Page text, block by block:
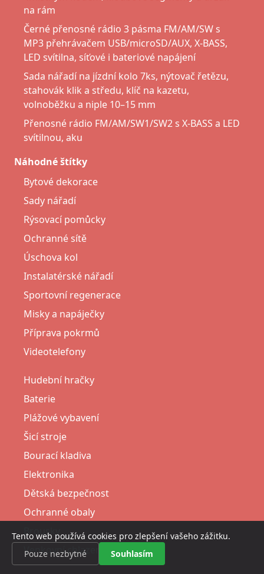
na rám
Černé přenosné rádio 3 pásma FM/AM/SW s
MP3 přehrávačem USB/microSD/AUX, X-BASS,
LED svítilna, síťové i bateriové napájení
Sada nářadí na jízdní kolo 7ks, nýtovač řetězu,
stahovák klik a středu, klíč na kazetu,
volnoběžku a niple 10–15 mm
Přenosné rádio FM/AM/SW1/SW2 s X-BASS a LED
svítilnou, aku
Náhodné štítky
Bytové dekorace
Sady nářadí
Rýsovací pomůcky
Ochranné sítě
Úschova kol
Instalatérské nářadí
Sportovní regenerace
Misky a napáječky
Příprava pokrmů
Videotelefony
Hudební hračky
Baterie
Plážové vybavení
Šicí stroje
Bourací kladiva
Elektronika
Dětská bezpečnost
Ochranné obaly
Brousky
Venkovní chlazení
Tento web používá cookies pro zlepšení vašeho zážitku.
Pouze nezbytné
Souhlasím